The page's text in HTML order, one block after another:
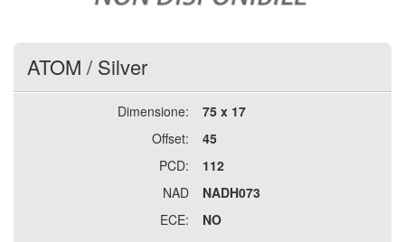
ATOM / Silver
Dimensione:
75 x 17
Offset:
45
PCD:
112
NAD
NADH073
ECE:
NO